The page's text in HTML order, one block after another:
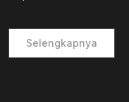
Selengkapnya